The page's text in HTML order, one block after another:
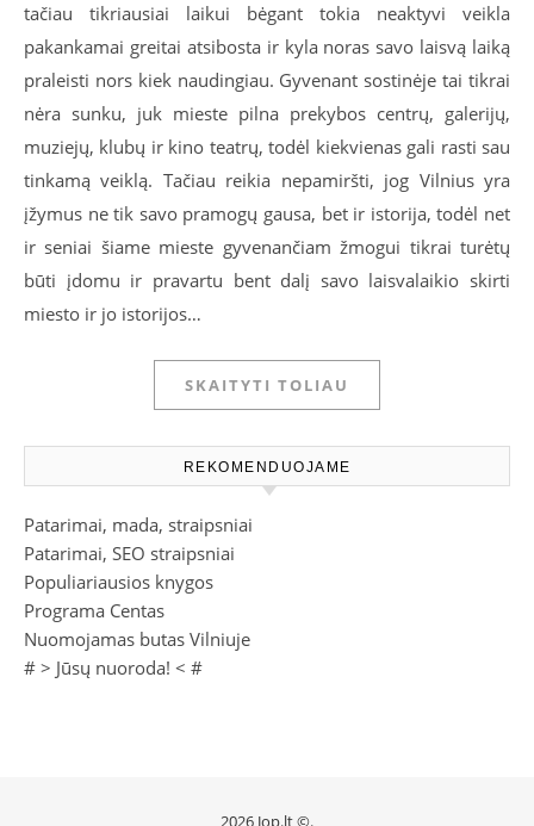
tačiau tikriausiai laikui bėgant tokia neaktyvi veikla
pakankamai greitai atsibosta ir kyla noras savo laisvą laiką
praleisti nors kiek naudingiau. Gyvenant sostinėje tai tikrai
nėra sunku, juk mieste pilna prekybos centrų, galerijų,
muziejų, klubų ir kino teatrų, todėl kiekvienas gali rasti sau
tinkamą veiklą. Tačiau reikia nepamiršti, jog Vilnius yra
įžymus ne tik savo pramogų gausa, bet ir istorija, todėl net
ir seniai šiame mieste gyvenančiam žmogui tikrai turėtų
būti įdomu ir pravartu bent dalį savo laisvalaikio skirti
miesto ir jo istorijos…
SKAITYTI TOLIAU
REKOMENDUOJAME
Patarimai, mada, straipsniai
Patarimai, SEO straipsniai
Populiariausios knygos
Programa Centas
Nuomojamas butas Vilniuje
# > Jūsų nuoroda! < #
2026 Jop.lt ©.